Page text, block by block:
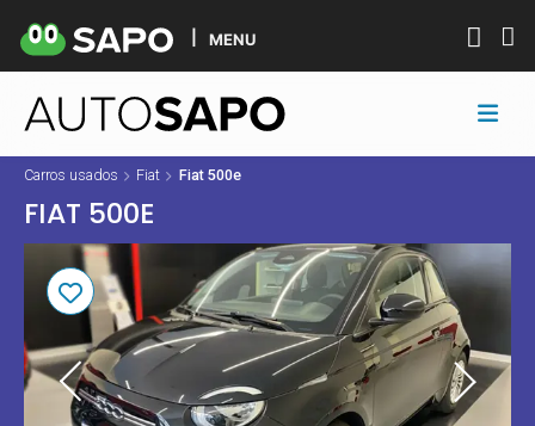
MENU
Carros usados Fiat Fiat 500e
FIAT 500E